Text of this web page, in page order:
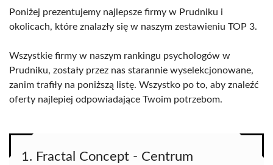
Poniżej prezentujemy najlepsze firmy w Prudniku i
okolicach, które znalazły się w naszym zestawieniu TOP 3.
Wszystkie firmy w naszym rankingu psychologów w
Prudniku, zostały przez nas starannie wyselekcjonowane,
zanim trafiły na poniższą listę. Wszystko po to, aby znaleźć
oferty najlepiej odpowiadające Twoim potrzebom.
1. Fractal Concept - Centrum